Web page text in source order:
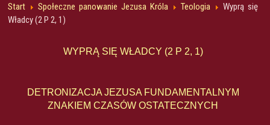
Start Społeczne panowanie Jezusa Króla Teologia
Wyprą się
Władcy (2 P 2, 1)
WYPRĄ SIĘ WŁADCY (2 P 2, 1)
DETRONIZACJA JEZUSA FUNDAMENTALNYM
ZNAKIEM CZASÓW OSTATECZNYCH